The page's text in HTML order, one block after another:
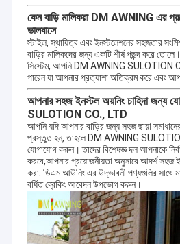
কেন বাড়ি মালিকরা DM AWNING এর
ভালবাসে
স্টাইল, স্থায়িত্ব এবং ইনস্টলেশনের সহজতার
বাড়ির মালিকদের জন্য একটি শীর্ষ পছন্দ করে
সিস্টেম, আপনি DM AWNING SULOTION
পারেন যা আপনার প্রত্যাশা অতিক্রম করে এবং
আপনার সহজ ইনস্টল অয়নিং চাহিদা জন্য
SULOTION CO., LTD
আপনি যদি আপনার বাড়ির জন্য সহজ ছায়া
প্রস্তুত হন, তাহলে DM AWNING
যোগাযোগ করুন। তাদের বিশেষজ্ঞ দল আপনাকে
করবে,আপনার প্রয়োজনীয়তা অনুসারে আদর্শ সহজ
করা. ডিএম আউনিং এর উদ্ভাবনী পণ্যগুলির সাথে
বর্ধিত ব্রেকিং আবেদন উপভোগ করুন।
সমর্থনOEM & ODM
আমাদের কোম্পানি বহিরঙ্গন ছাদ, ছাদ উপাদান, তাঁবু,
জড়িত। কাস্টমাইজড অ্যালুমিনিয়াম খাদ পণ্য ডিজাইন
শ্যাড,অ্যালুমিনিয়াম খাদের উইন্ডো শ্যাড,
আঙ্গুর ফ্রেম ইত্যাদি।